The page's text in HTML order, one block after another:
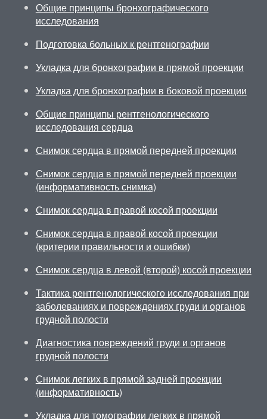
Общие принципы бронхографического
исследования
Подготовка больных к рентгенографии
Укладка для бронхографии в прямой проекции
Укладка для бронхографии в боковой проекции
Общие принципы рентгенологического
исследования сердца
Снимок сердца в прямой передней проекции
Снимок сердца в прямой передней проекции
(информативность снимка)
Снимок сердца в правой косой проекции
Снимок сердца в правой косой проекции
(критерии правильности и ошибки)
Снимок сердца в левой (второй) косой проекции
Тактика рентгенологического исследования при
заболеваниях и повреждениях груди и органов
грудной полости
Диагностика повреждений груди и органов
грудной полости
Снимок легких в прямой задней проекции
(информативность)
Укладка для томографии легких в прямой